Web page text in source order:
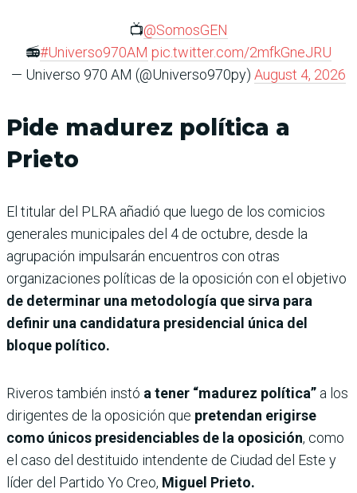
📺@SomosGEN
📻#Universo970AM pic.twitter.com/2mfkGneJRU
— Universo 970 AM (@Universo970py) August 4, 2026
Pide madurez política a
Prieto
El titular del PLRA añadió que luego de los comicios
generales municipales del 4 de octubre, desde la
agrupación impulsarán encuentros con otras
organizaciones políticas de la oposición con el objetivo
de determinar una metodología que sirva para
definir una candidatura presidencial única del
bloque político.
Riveros también instó a tener “madurez política” a los
dirigentes de la oposición que pretendan erigirse
como únicos presidenciables de la oposición, como
el caso del destituido intendente de Ciudad del Este y
líder del Partido Yo Creo, Miguel Prieto.